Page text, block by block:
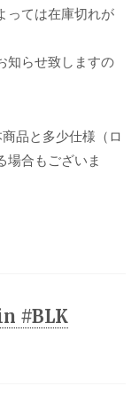
っては在庫切れが
知らせ致しますの
品と多少仕様（ロ
場合もございま
#BLK